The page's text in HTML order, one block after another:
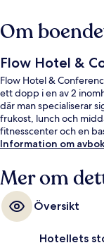
Om
Flow Hotel &
Flow Hotel &
ett dopp i en av 2
där man specialiserar
frukost, lunch och
fitnesscenter och en
Information om
Mer om
Översikt
Hotellets